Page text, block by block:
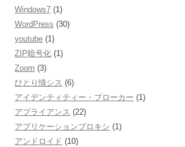
Windows7 (1)
WordPress (30)
youtube (1)
ZIP暗号化 (1)
Zoom (3)
ひとり情シス (6)
アイデンティティー・ブローカー (1)
アプライアンス (22)
アプリケーションプロキシ (1)
アンドロイド (10)